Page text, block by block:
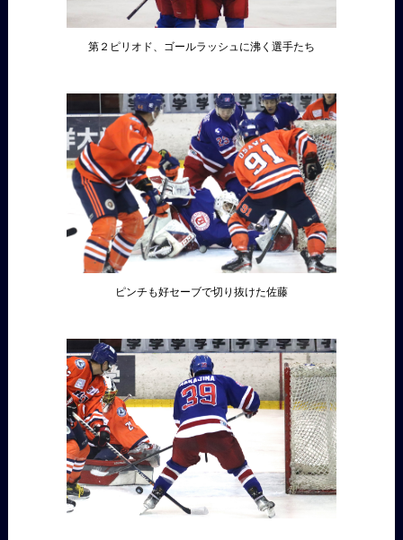
第２ピリオド、ゴールラッシュに沸く選手たち
ピンチも好セーブで切り抜けた佐藤